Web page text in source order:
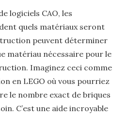
logiciels CAO, les
quels matériaux seront
peuvent déterminer
matériau nécessaire pour le
Imaginez ceci comme
en LEGO où vous pourriez
le nombre exact de briques
C’est une aide incroyable